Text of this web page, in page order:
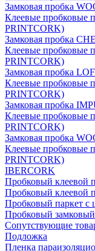
Замковая пробка
Клеевые пробковые
PRINTCORK)
Замковая пробка
Клеевые пробковые
PRINTCORK)
Замковая пробка
Клеевые пробковые
PRINTCORK)
Замковая пробка
Клеевые пробковые
PRINTCORK)
Замковая пробка
Клеевые пробковые
PRINTCORK)
IBERCORK
Пробковый клеевой
Пробковый клеевой
Пробковый паркет с
Пробковый
Сопутствующие
Подложка
Пленка